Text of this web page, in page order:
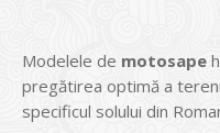
Modelele de motosape
pregătirea optimă a
specificul solului din